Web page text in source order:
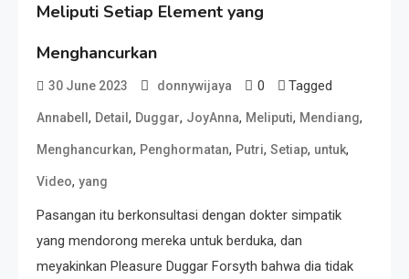
Meliputi Setiap Element yang
Menghancurkan
30 June 2023 donnywijaya 0 Tagged
Annabell , Detail , Duggar, JoyAnna, Meliputi, Mendiang,
Menghancurkan, Penghormatan, Putri, Setiap, untuk,
Video, yang
Pasangan itu berkonsultasi dengan dokter simpatik
yang mendorong mereka untuk berduka, dan
meyakinkan Pleasure Duggar Forsyth bahwa dia tidak